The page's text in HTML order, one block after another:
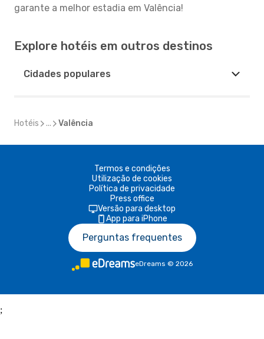
garante a melhor estadia em Valência!
Explore hotéis em outros destinos
Cidades populares
Hotéis ... Valência
Termos e condições
Utilização de cookies
Política de privacidade
Press office
Versão para desktop
App para iPhone
Perguntas frequentes
eDreams © 2026
;